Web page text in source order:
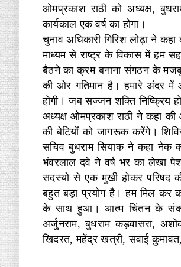
ओमप्रकाश राठी को अध्यक्ष,
कार्यकाल एक वर्ष का होगा।
चुनाव अधिकारी गिरिश लोढ़ा ने
माध्यम से राष्ट्र के विकास में हम
बैठने का क्रम बनाना संगठन के
की ओर गतिमान है। हमारे अंदर में
होगी। जब सज्जन शक्ति निष्क्रिय
अध्यक्ष ओमप्रकाश राठी ने कहा की
की बेटियों को जागरूक करेंगे।
सचिव बुधराम सियाक ने कहा नेक
भंवरलाल दवे ने वर्ष भर का लेखा
सदस्यो से एक मुखी होकर परिषद
बहुत बड़ा प्रयोग है। हम मिल कर
के साथ हुआ। आत्म चिंतन के संकल्प
अर्जुनराम, बुधराम कड़वासरा,
खिदरत, महेंद्र खत्री, सवाई